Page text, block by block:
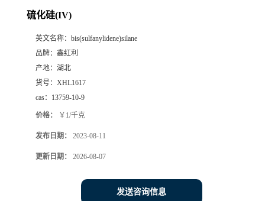
硫化硅(IV)
英文名称： bis(sulfanylidene)silane
品牌： 鑫红利
产地： 湖北
货号： XHL1617
cas： 13759-10-9
价格： ￥1/千克
发布日期： 2023-08-11
更新日期： 2026-08-07
发送咨询信息